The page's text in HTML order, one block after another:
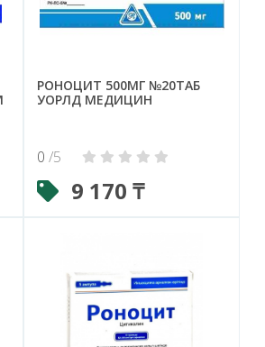
РОНОЦИТ 500МГ №20ТАБ
УОРЛД МЕДИЦИН
0 /5
9 170 ₸